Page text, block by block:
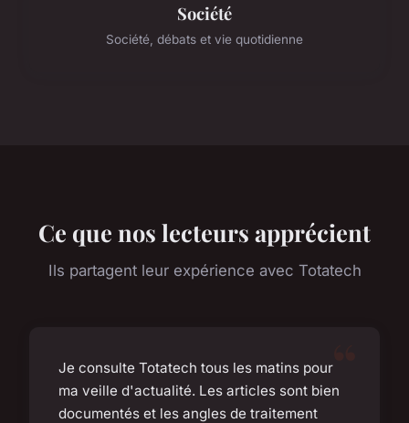
Société
Société, débats et vie quotidienne
Ce que nos lecteurs apprécient
Ils partagent leur expérience avec Totatech
Je consulte Totatech tous les matins pour
ma veille d'actualité. Les articles sont bien
documentés et les angles de traitement